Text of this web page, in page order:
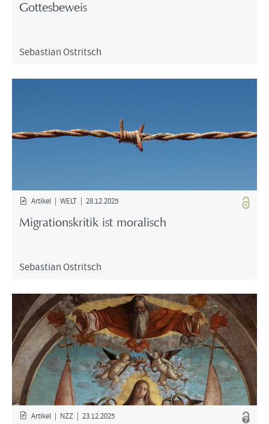
Got­tes­be­weis
Se­bas­ti­an Ost­rit­sch
Ar­ti­kel | WELT | 28.12.2025
Mi­gra­ti­ons­kri­tik ist mo­ra­lisch
Se­bas­ti­an Ost­rit­sch
Ar­ti­kel | NZZ | 23.12.2025